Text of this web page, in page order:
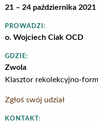
21 – 24 października 2021
PROWADZI:
o. Wojciech Ciak OCD
GDZIE:
Zwola
Klasztor rekolekcyjno-
Zgłoś swój udział
KONTAKT: